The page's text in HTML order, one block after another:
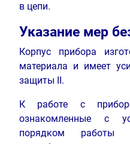
в цепи.
Указание мер
Корпус прибора
материала и имеет
защиты II.
К работе с
ознакомленные с
порядком